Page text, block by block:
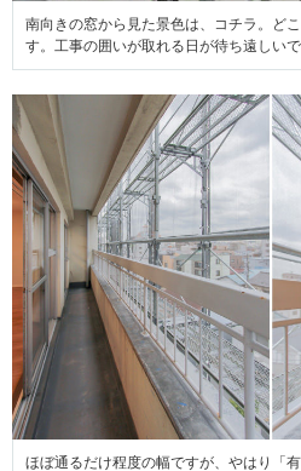
南向きの窓から見た景色は、コチラ。ど
す。工事の囲いが取れる日が待ち遠しいで
ほぼ通るだけ程度の幅ですが、やはり「